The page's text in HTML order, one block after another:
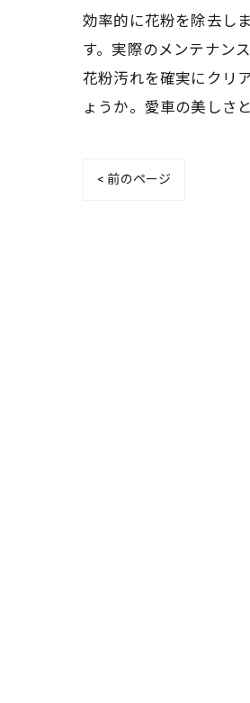
効率的に花粉を除去し
す。実際のメンテナン
花粉汚れを確実にクリ
ょうか。愛車の美しさ
< 前のページ